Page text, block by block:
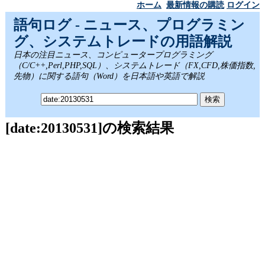
ホーム 最新情報の購読 ログイン
語句ログ - ニュース、プログラミン
グ、システムトレードの用語解説
日本の注目ニュース、コンピュータープログラミング
（C/C++,Perl,PHP,SQL）、システムトレード（FX,CFD,株価指数,
先物）に関する語句（Word）を日本語や英語で解説
[date:20130531]の検索結果